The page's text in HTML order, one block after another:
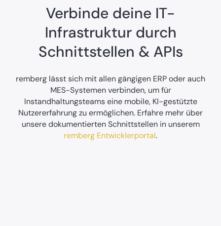
Verbinde deine IT-
Infrastruktur durch
Schnittstellen & APIs
remberg lässt sich mit allen gängigen ERP oder auch
MES-Systemen verbinden, um für
Instandhaltungsteams eine mobile, KI-gestützte
Nutzererfahrung zu ermöglichen. Erfahre mehr über
unsere dokumentierten Schnittstellen in unserem
remberg Entwicklerportal.